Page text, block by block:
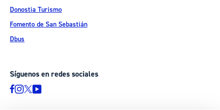
Donostia Turismo
Fomento de San Sebastián
Dbus
Síguenos en redes sociales